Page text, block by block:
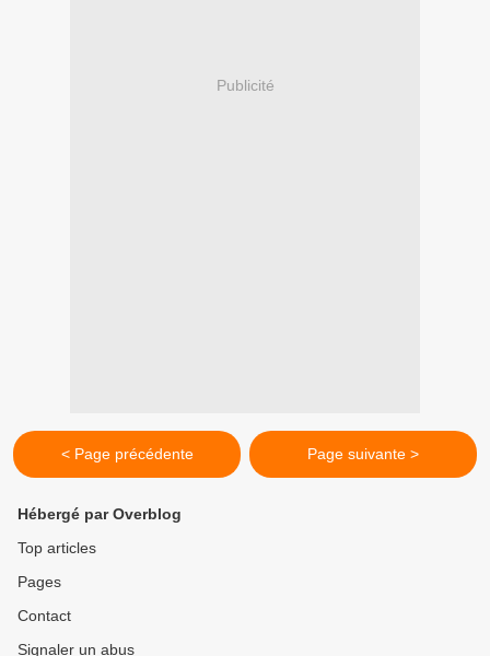
Publicité
< Page précédente Page suivante >
Hébergé par Overblog
Top articles
Pages
Contact
Signaler un abus